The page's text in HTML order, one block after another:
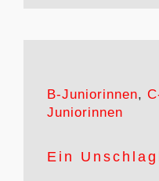
B-Juniorinnen,
Juniorinnen
Ein